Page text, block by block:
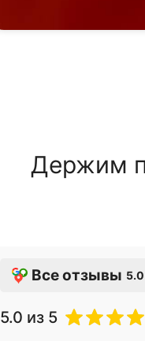
Держим
Все отзывы 5.0
5.0 из 5